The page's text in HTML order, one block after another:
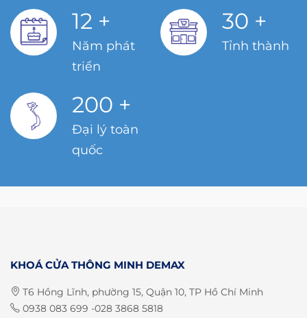
12 +
Năm phát
triển
30 +
Tỉnh thành
200 +
Đại lý toàn
quốc
KHOÁ CỬA THÔNG MINH DEMAX
T6 Hồng Lĩnh, phường 15, Quận 10, TP Hồ Chí Minh
0938 083 699 -028 3868 5818